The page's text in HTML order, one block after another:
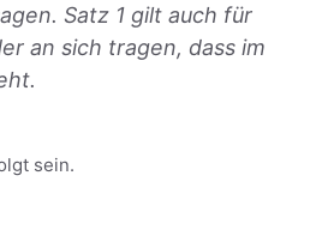
Satz 1 gilt auch für
an sich tragen, dass im
sein.